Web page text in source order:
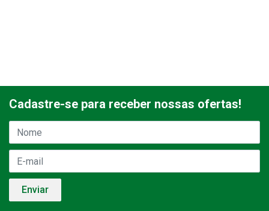
Cadastre-se para receber nossas ofertas!